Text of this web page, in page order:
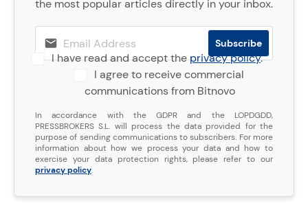
the most popular articles directly in your inbox.
I have read and accept theprivacy policy.
I agree to receive commercial
communications from Bitnovo
In accordance with the GDPR and the LOPDGDD,
PRESSBROKERS S.L. will process the data provided for the
purpose of sending communications to subscribers. For more
information about how we process your data and how to
exercise your data protection rights, please refer to our
privacy policy.